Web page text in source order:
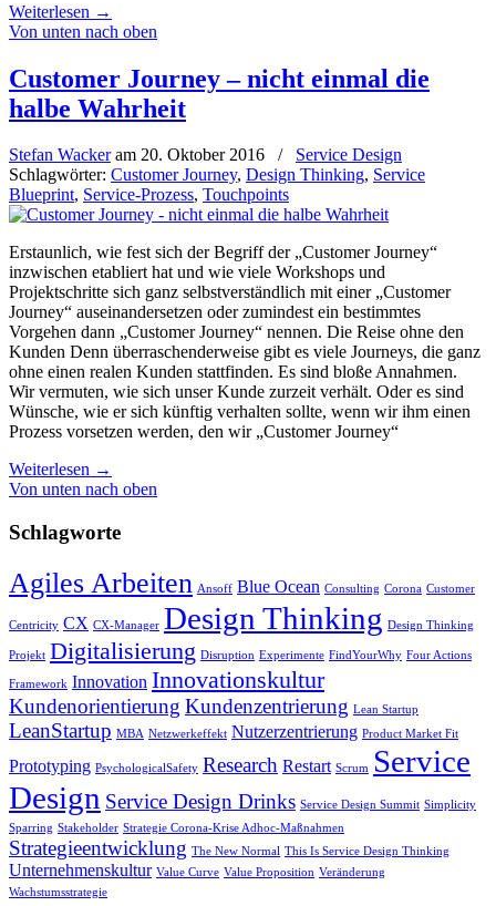
Weiterlesen →
Von unten nach oben
Customer Journey – nicht einmal die
halbe Wahrheit
Stefan Wackeram 20. Oktober 2016 /
Service Design
Schlagwörter: Customer Journey, Design Thinking, Service
Blueprint, Service-Prozess, Touchpoints
Erstaunlich, wie fest sich der Begriff der „Customer Journey“
inzwischen etabliert hat und wie viele Workshops und
Projektschritte sich ganz selbstverständlich mit einer „Customer
Journey“ auseinandersetzen oder zumindest ein bestimmtes
Vorgehen dann „Customer Journey“ nennen. Die Reise ohne den
Kunden Denn überraschenderweise gibt es viele Journeys, die ganz
ohne einen realen Kunden stattfinden. Es sind bloße Annahmen.
Wir vermuten, wie sich unser Kunde zurzeit verhält. Oder es sind
Wünsche, wie er sich künftig verhalten sollte, wenn wir ihm einen
Prozess vorsetzen werden, den wir „Customer Journey“
Weiterlesen →
Von unten nach oben
Schlagworte
Agiles Arbeiten Ansoff Blue Ocean Consulting Corona Customer
Centricity CX CX-Manager Design Thinking Design Thinking
Projekt Digitalisierung Disruption Experimente FindYourWhy Four Actions
Framework Innovation Innovationskultur
Kundenorientierung Kundenzentrierung Lean Startup
LeanStartup MBA Netzwerkeffekt Nutzerzentrierung Product Market Fit
Prototyping PsychologicalSafety Research Restart Scrum
Service
Design Service Design Drinks Service Design Summit Simplicity
Sparring Stakeholder Strategie Corona-Krise Adhoc-Maßnahmen
Strategieentwicklung The New Normal This Is Service Design Thinking
Unternehmenskultur Value Curve Value Proposition Veränderung
Wachstumsstrategie